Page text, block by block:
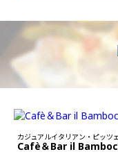
カジュアルイタリアン・ピッツ
Cafè＆Bar il